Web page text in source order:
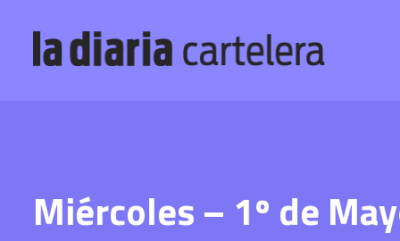
Miércoles – 1º de